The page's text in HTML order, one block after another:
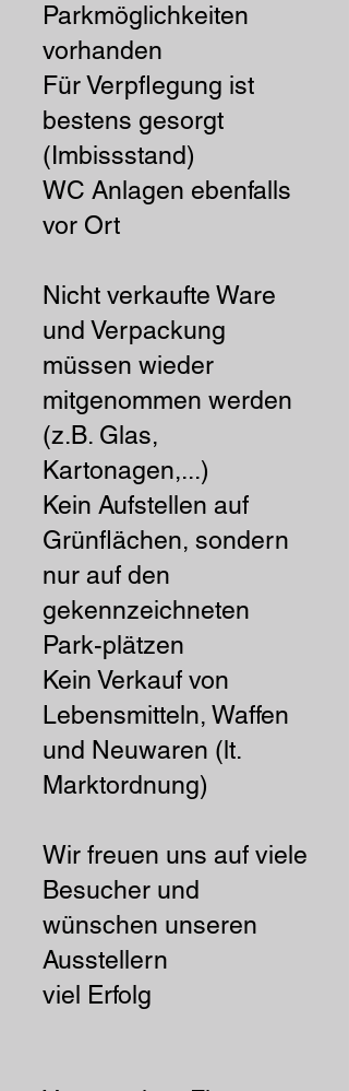
Parkmöglichkeiten
vorhanden
Für Verpflegung ist
bestens gesorgt
(Imbissstand)
WC Anlagen ebenfalls
vor Ort
Nicht verkaufte Ware
und Verpackung
müssen wieder
mitgenommen werden
(z.B. Glas,
Kartonagen,...)
Kein Aufstellen auf
Grünflächen, sondern
nur auf den
gekennzeichneten
Park-plätzen
Kein Verkauf von
Lebensmitteln, Waffen
und Neuwaren (lt.
Marktordnung)
Wir freuen uns auf viele
Besucher und
wünschen unseren
Ausstellern
viel Erfolg